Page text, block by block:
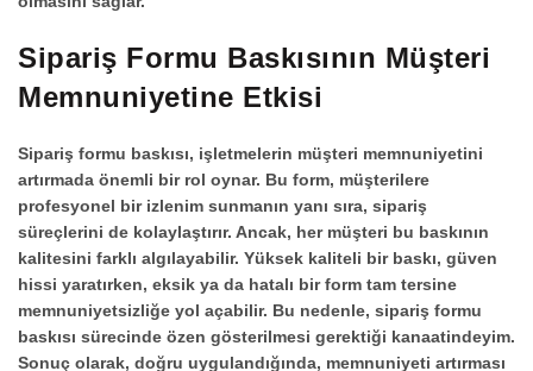
Sipariş Formu Baskısının Müşteri
Memnuniyetine Etkisi
Sipariş formu baskısı, işletmelerin müşteri memnuniyetini
artırmada önemli bir rol oynar. Bu form, müşterilere
profesyonel bir izlenim sunmanın yanı sıra, sipariş
süreçlerini de kolaylaştırır. Ancak, her müşteri bu baskının
kalitesini farklı algılayabilir. Yüksek kaliteli bir baskı, güven
hissi yaratırken, eksik ya da hatalı bir form tam tersine
memnuniyetsizliğe yol açabilir. Bu nedenle, sipariş formu
baskısı sürecinde özen gösterilmesi gerektiği kanaatindeyim.
Sonuç olarak, doğru uygulandığında, memnuniyeti artırması